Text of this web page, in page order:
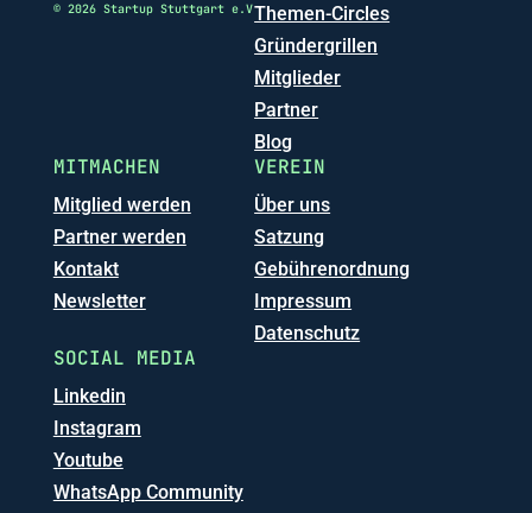
© 2026 Startup Stuttgart e.VThemen-Circles
Gründergrillen
Mitglieder
Partner
Blog
MITMACHEN
Mitglied werden
Partner werden
Kontakt
Newsletter
VEREIN
Über uns
Satzung
Gebührenordnung
Impressum
Datenschutz
SOCIAL MEDIA
Linkedin
Instagram
Youtube
WhatsApp Community